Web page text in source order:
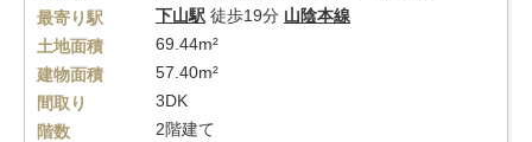
最寄り駅
下山駅 徒歩19分 山陰本線
土地面積
69.44m²
建物面積
57.40m²
間取り
3DK
階数
2階建て